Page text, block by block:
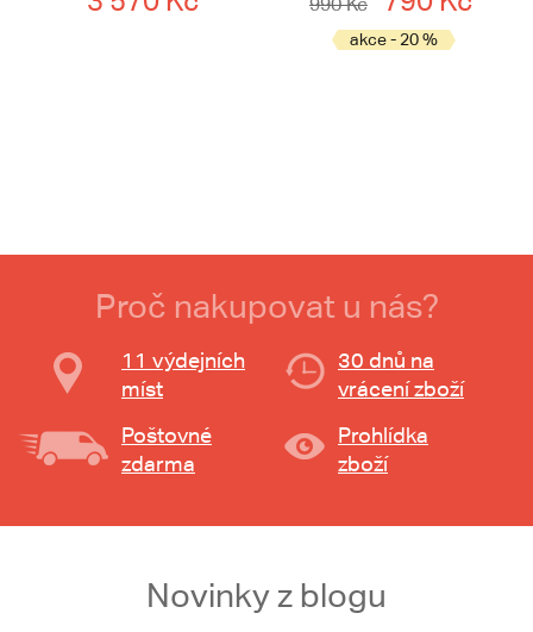
akce - 20 %
Proč nakupovat u nás?
11 výdejních
míst
30 dnů na
vrácení zboží
Poštovné
zdarma
Prohlídka
zboží
Novinky z blogu